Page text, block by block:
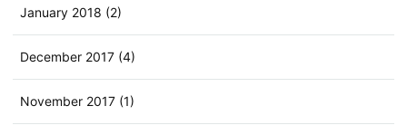
January 2018 (2)
December 2017 (4)
November 2017 (1)